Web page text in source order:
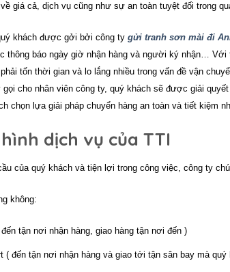
giá cả, dịch vụ cũng như sự an toàn tuyệt đối trong
khách được gởi bởi công ty gửi tranh sơn mài đi
thông báo ngày giờ nhận hàng và người ký nhận…
tốn thời gian và lo lắng nhiều trong vấn đề vận
gọi cho nhân viên công ty, quý khách sẽ được giải
chọn lựa giải pháp chuyển hàng an toàn và tiết kiệm
dịch vụ của TTI
của quý khách và tiện lợi trong công việc, công ty
không:
đến tận nơi nhận hàng, giao hàng tận nơi đến )
( đến tận nơi nhận hàng và giao tới tận sân bay mà quý